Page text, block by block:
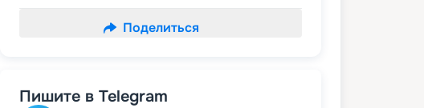
Поделиться
Пишите в Telegram